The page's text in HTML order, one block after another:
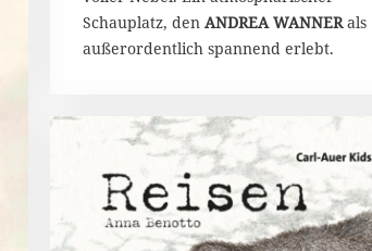
Schauplatz, denANDREA WANNERals
außerordentlich spannend erlebt.